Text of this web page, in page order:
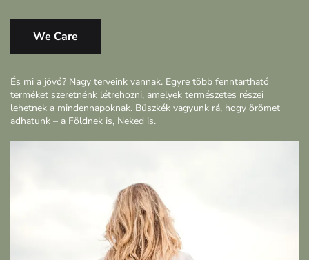
We Care
És mi a jövő? Nagy terveink vannak. Egyre több fenntartható
terméket szeretnénk létrehozni, amelyek természetes részei
lehetnek a mindennapoknak. Büszkék vagyunk rá, hogy örömet
adhatunk – a Földnek is, Neked is.